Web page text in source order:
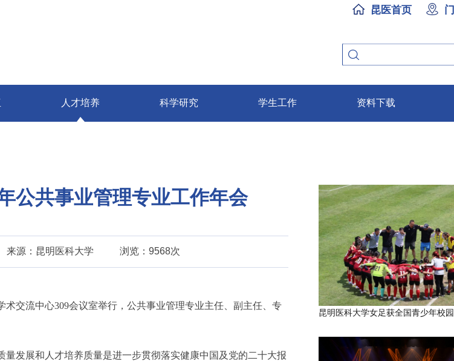
昆医首页
人才培养 科学研究 学生工作 资料下载
公共事业管理专业工作年会
来源：昆明医科大学 浏览：9568次
术交流中心309会议室举行，公共事业管理专业主任、副主任、专
发展和人才培养质量是进一步贯彻落实健康中国及党的二十大报